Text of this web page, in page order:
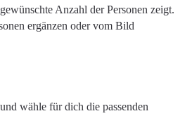
Anzahl der Personen zeigt.
ergänzen oder vom Bild
wähle für dich die passenden